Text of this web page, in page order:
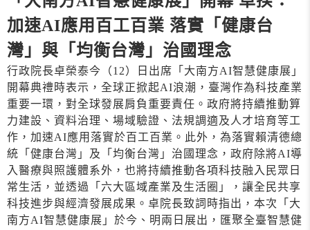
加速AI應用百工百業 落實「健康台
灣」與「均衡台灣」治國理念
行政院長卓榮泰今（12）日出席「大南方AI智慧健康展」
開幕典禮時表示，全球正掀起AI浪潮，臺灣作為科技產業
重要一環，對全球發展肩負重要責任。政府將持續推動算
力建設、資料治理、場域驗證、法規調適及人才培育等工
作，加速AI應用落實於百工百業。此外，為落實賴清德總
統「健康台灣」及「均衡台灣」治國理念，政府除將AI導
入醫療與照護體系外，也將持續推動各項科技融入民眾日
常生活，並透過「六大區域產業及生活圈」，讓全民共享
科技進步與經濟發展成果。卓院長致詞時指出，本次「大
南方AI智慧健康展」於今、明兩日展出，匯聚全臺智慧健